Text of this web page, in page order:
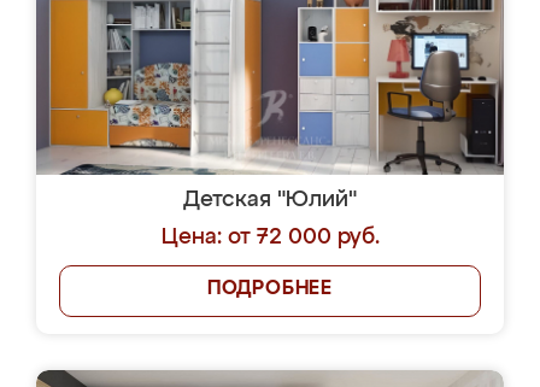
Детская "Юлий"
Цена: от 72 000 руб.
ПОДРОБНЕЕ